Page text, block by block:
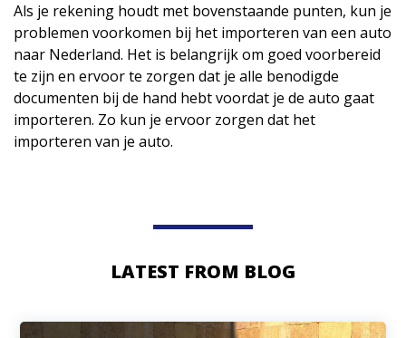
Als je rekening houdt met bovenstaande punten, kun je
problemen voorkomen bij het importeren van een auto
naar Nederland. Het is belangrijk om goed voorbereid
te zijn en ervoor te zorgen dat je alle benodigde
documenten bij de hand hebt voordat je de auto gaat
importeren. Zo kun je ervoor zorgen dat het
importeren van je auto.
LATEST FROM BLOG